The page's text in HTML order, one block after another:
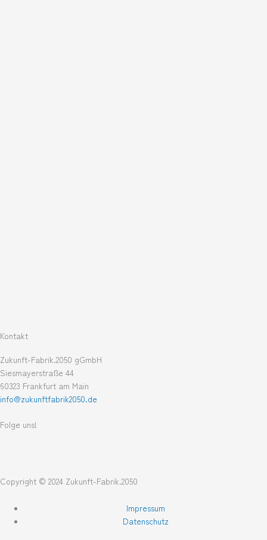
Kontakt
Zukunft-Fabrik.2050 gGmbH
Siesmayerstraße 44
60323 Frankfurt am Main
info@zukunftfabrik2050.de
Folge uns!
i
n
w
Copyright © 2024 Zukunft-Fabrik.2050
Impressum
Datenschutz